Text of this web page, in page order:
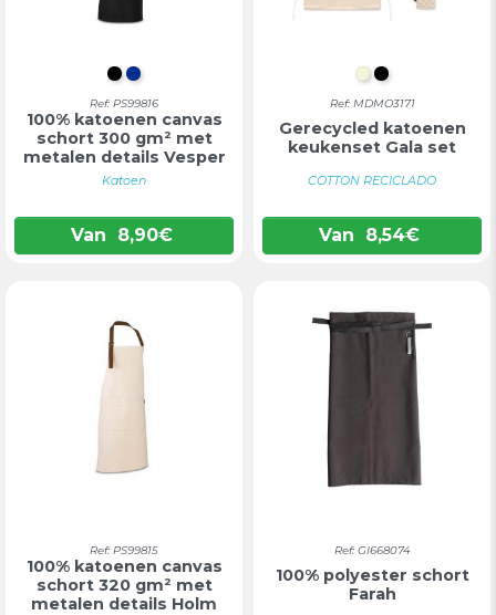
ZWART
BLAUW
Ref: PS99816
100% katoenen canvas
schort 300 gm² met
metalen details Vesper
Katoen
Van 8,90€
BEIGE
ZWART
Ref: MDMO3171
Gerecycled katoenen
keukenset Gala set
COTTON RECICLADO
Van 8,54€
Ref: PS99815
100% katoenen canvas
schort 320 gm² met
metalen details Holm
Ref: GI668074
100% polyester schort
Farah